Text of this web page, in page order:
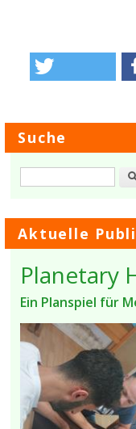
Suche
Aktuelle
Planetary
Ein Planspiel für